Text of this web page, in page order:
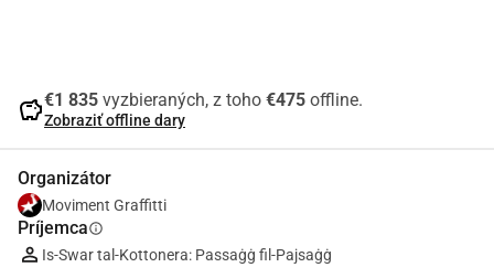
savings€1 835 vyzbieraných, z toho €475 offline.
Zobraziť offline dary
Organizátor
Moviment Graffitti
Príjemcainfo
Is-Swar tal-Kottonera: Passaġġ fil-Pajsaġġ